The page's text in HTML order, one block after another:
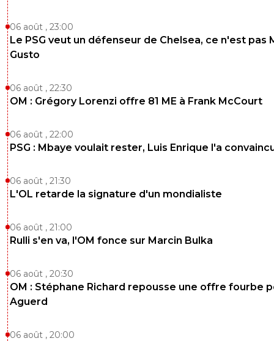
06 août , 23:00
Le PSG veut un défenseur de Chelsea, ce n'est pas
Gusto
06 août , 22:30
OM : Grégory Lorenzi offre 81 ME à Frank McCourt
06 août , 22:00
PSG : Mbaye voulait rester, Luis Enrique l'a
06 août , 21:30
L'OL retarde la signature d'un mondialiste
06 août , 21:00
Rulli s'en va, l'OM fonce sur Marcin Bulka
06 août , 20:30
OM : Stéphane Richard repousse une offre fourbe
Aguerd
06 août , 20:00